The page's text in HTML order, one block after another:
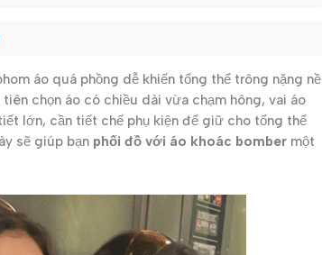
áo quá phồng dễ khiến tổng thể trông nặng nề
chọn áo có chiều dài vừa chạm hông, vai áo
lớn, cần tiết chế phụ kiện để giữ cho tổng thể
sẽ giúp bạn phối đồ với áo khoác bomber một